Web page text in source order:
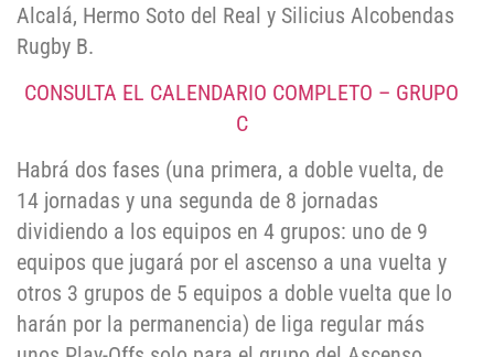
Alcalá, Hermo Soto del Real y Silicius Alcobendas
Rugby B.
CONSULTA EL CALENDARIO COMPLETO – GRUPO
C
Habrá dos fases (una primera, a doble vuelta, de
14 jornadas y una segunda de 8 jornadas
dividiendo a los equipos en 4 grupos: uno de 9
equipos que jugará por el ascenso a una vuelta y
otros 3 grupos de 5 equipos a doble vuelta que lo
harán por la permanencia) de liga regular más